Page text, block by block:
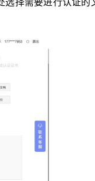
选择需要进行认证的